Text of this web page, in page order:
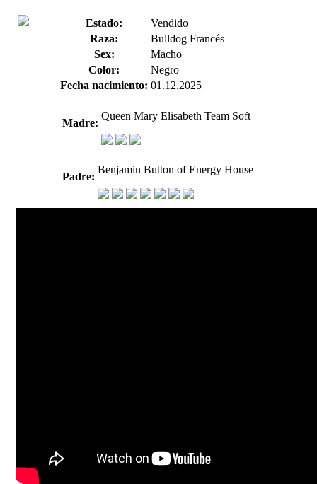
Estado:
Vendido
Raza:
Bulldog Francés
Sex:
Macho
Color:
Negro
Fecha nacimiento: 01.12.2025
Madre:
Queen Mary Elisabeth Team Soft
Padre:
Benjamin Button of Energy House